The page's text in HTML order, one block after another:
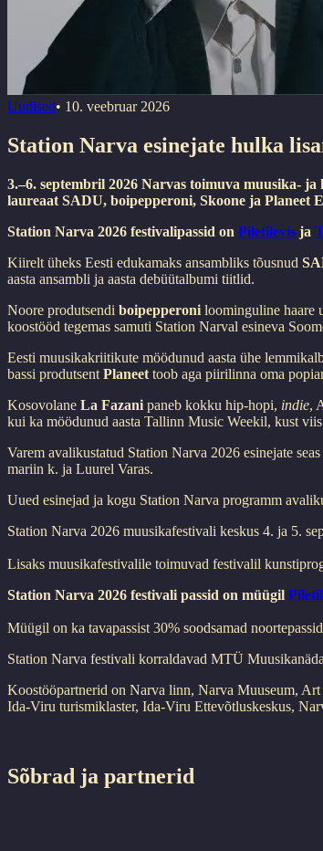
Uudised• 10. veebruar 2026
Station Narva esinejate hulka
3.–6. septembril 2026 Narvas toimuva muusika- ja
laureaat SADU, boipepperoni, Skoone ja
Station Narva 2026 festivalipassid on Piletilevis ja
Kiirelt üheks Eesti edukamaks ansambliks tõusnud
aasta ansambli ja aasta debüütalbumi tiitlid.
Noore produtsendi boipepperoni loominguline haare
koostööd tegemas samuti Station Narval esineva
Eesti muusikakriitikute möödunud aasta ühe
bassi produtsent Planeet toob aga piirilinna oma
Kosovolane La Fazani paneb kokku hip-hopi, indie,
kui ka möödunud aasta Tallinn Music Weekil, kust
Varem avalikustatud Station Narva 2026 esinejate
mariin k. ja Luurel Varas.
Uued esinejad ja kogu Station Narva programm
Station Narva 2026 muusikafestivali keskus 4. ja 5.
Lisaks muusikafestivalile toimuvad festivalil
Station Narva 2026 festivali passid on müügil
Müügil on ka tavapassist 30% soodsamad
Station Narva festivali korraldavad MTÜ
Koostööpartnerid on Narva linn, Narva Muuseum,
Ida-Viru turismiklaster, Ida-Viru Ettevõtluskeskus,
Sõbrad ja partnerid